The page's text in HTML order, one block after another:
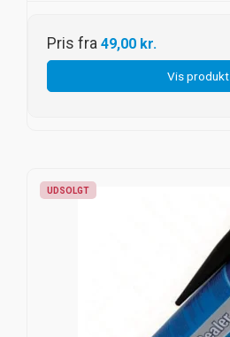
Pris fra 49,00 kr.
Vis produkt
UDSOLGT